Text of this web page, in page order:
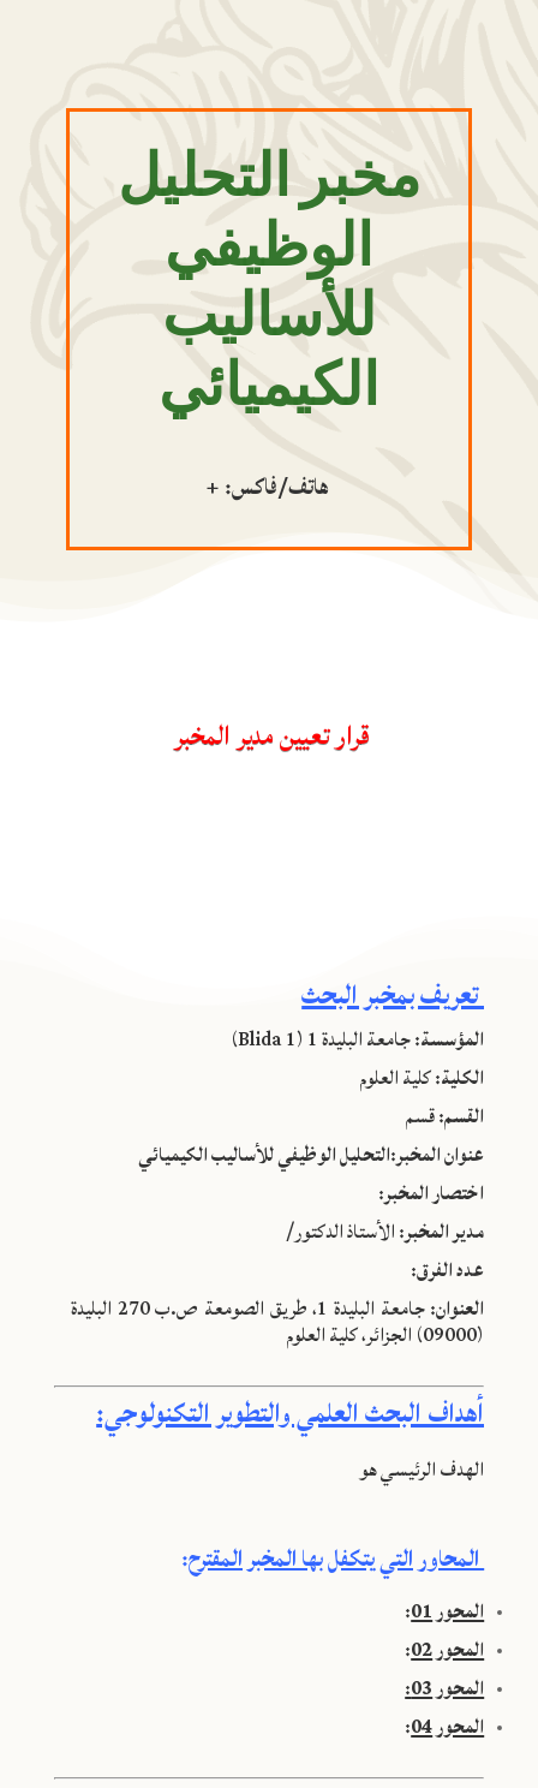
مخبر التحليل
الوظيفي
للأساليب
الكيميائي
هاتف/فاكس: +
قرار تعيين مدير المخبر
تعريف بمخبر البحث
المؤسسة:جامعة البليدة 1 (Blida 1)
الكلية:كلية العلوم
القسم:قسم
عنوان المخبر:التحليل الوظيفي للأساليب الكيميائي
اختصار المخبر:
مدير المخبر:الأستاذ الدكتور/
عدد الفرق:
العنوان:
جامعة البليدة 1، طريق الصومعة ص.ب 270 البليدة
(09000) الجزائر، كلية العلوم
أهداف البحث العلمي والتطوير التكنولوجي:
الهدف الرئيسي هو
المحاور التي يتكفل بها المخبر المقترح:
المحور 01 :
المحور 02 :
المحور 03:
المحور 04 :